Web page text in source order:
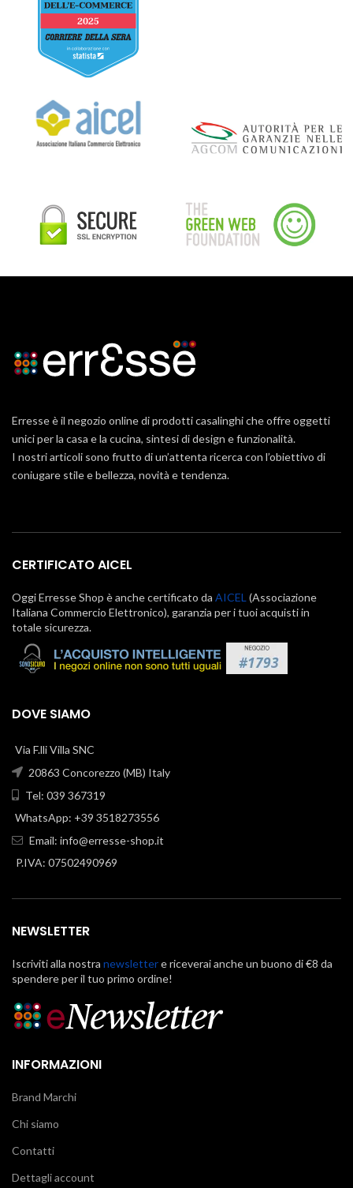
Erresse è il negozio online di prodotti casalinghi che offre oggetti
unici per la casa e la cucina, sintesi di design e funzionalità.
I nostri articoli sono frutto di un’attenta ricerca con l’obiettivo di
coniugare stile e bellezza, novità e tendenza.
CERTIFICATO AICEL
Oggi Erresse Shop è anche certificato da AICEL (Associazione
Italiana Commercio Elettronico), garanzia per i tuoi acquisti in
totale sicurezza.
DOVE SIAMO
Via F.lli Villa SNC
20863 Concorezzo (MB) Italy
Tel: 039 367319
WhatsApp: +39 3518273556
Email: info@erresse-shop.it
P.IVA: 07502490969
NEWSLETTER
Iscriviti alla nostra newslettere riceverai anche un buono di €8 da
spendere per il tuo primo ordine!
INFORMAZIONI
Brand Marchi
Chi siamo
Contatti
Dettagli account